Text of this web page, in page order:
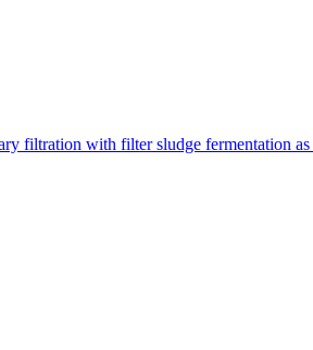
filtration with filter sludge fermentation